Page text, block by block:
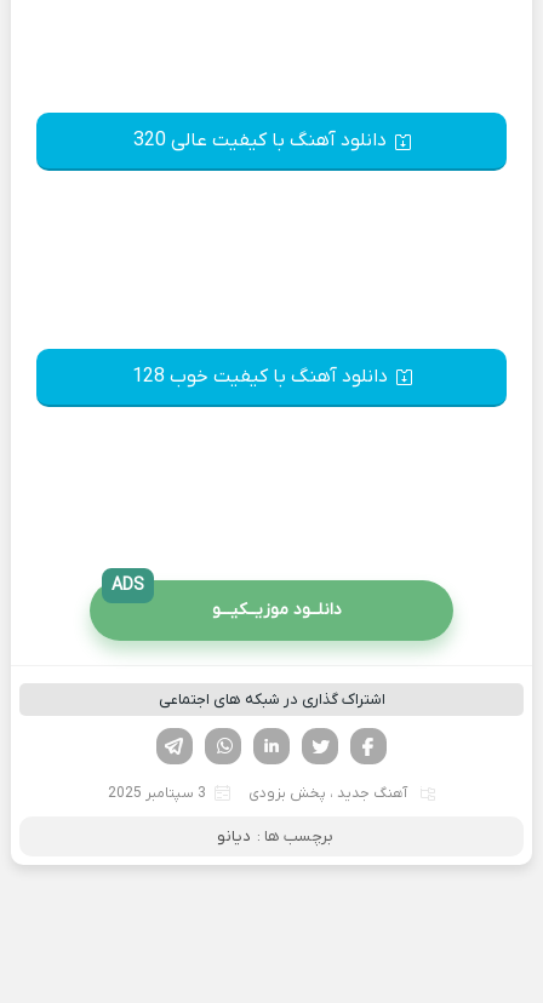
دانلود آهنگ با کیفیت عالی 320
دانلود آهنگ با کیفیت خوب 128
دانلــود موزیــکیـــو
ADS
اشتراک گذاری در شبکه های اجتماعی
لینکدین تویتر
فیسوک
آهنگ جدید ، پخش بزودی 3 سپتامبر 2025
برچسب ها : دیانو